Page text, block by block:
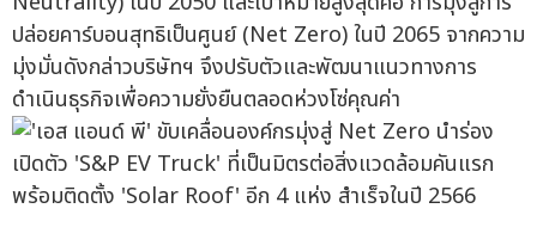
ปล่อยคาร์บอนสุทธิเป็นศูนย์ (Net Zero) ในปี 2065 จากความ
มุ่งมั่นดังกล่าวบริษัทฯ จึงปรับตัวและพัฒนาแนวทางการ
ดำเนินธุรกิจเพื่อความยั่งยืนตลอดห่วงโซ่คุณค่า